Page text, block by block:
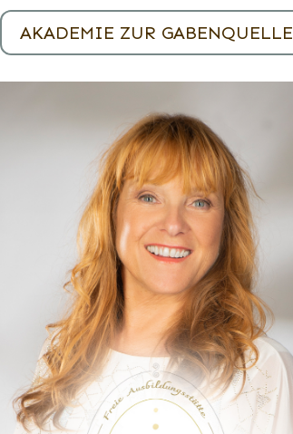
AKADEMIE ZUR GABENQUELLE